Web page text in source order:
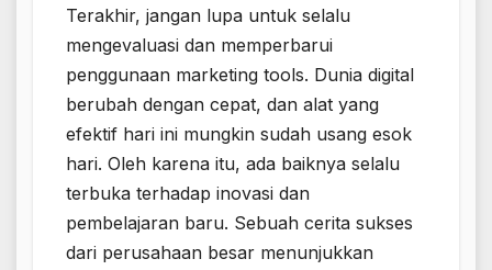
Terakhir, jangan lupa untuk selalu
mengevaluasi dan memperbarui
penggunaan marketing tools. Dunia digital
berubah dengan cepat, dan alat yang
efektif hari ini mungkin sudah usang esok
hari. Oleh karena itu, ada baiknya selalu
terbuka terhadap inovasi dan
pembelajaran baru. Sebuah cerita sukses
dari perusahaan besar menunjukkan